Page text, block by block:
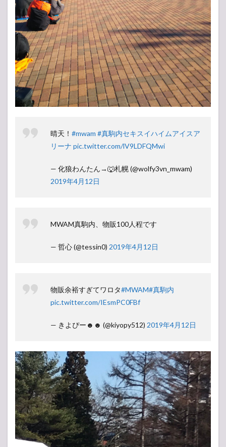
人気
投票
所
晴天！ #mwam #真駒内セキスイハイムアイスア
リーナ pic.twitter.com/lV9LDFQMwi
— 化狼わんたん→🐺札幌 (@wolfy3vn_mwam)
2019年4月12日
MWAM真駒内、物販100人程です
— 哲心 (@tessin0) 2019年4月12日
物販余裕すぎてワロタ#MWAM#真駒内
pic.twitter.com/IEsmPC0FBf
— きよぴー☻☻ (@kiyopy512) 2019年4月12日